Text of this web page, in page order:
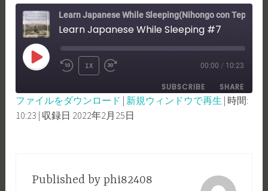
Learn Japanese While Sleeping #7
PLAY
REWIND
10
SECONDS
1X
FAST
FORWARD
30
00:00 / 10:23
SUBSCRIBE SHARE
SHARE
ファイルをダウンロード | 新規ウィンドウで再生 | 時間:
10:23 | 収録日 2022年2月25日
Published by phi82408